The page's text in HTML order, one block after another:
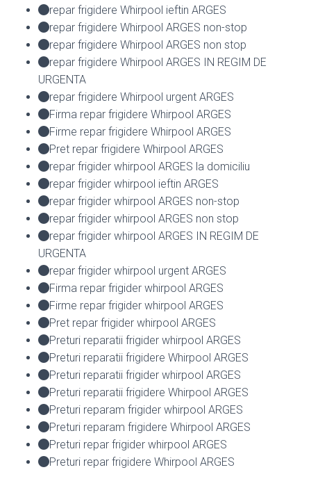
repar frigidere Whirpool ieftin ARGES
repar frigidere Whirpool ARGES non-stop
repar frigidere Whirpool ARGES non stop
repar frigidere Whirpool ARGES IN REGIM DE
URGENTA
repar frigidere Whirpool urgent ARGES
Firma repar frigidere Whirpool ARGES
Firme repar frigidere Whirpool ARGES
Pret repar frigidere Whirpool ARGES
repar frigider whirpool ARGES la domiciliu
repar frigider whirpool ieftin ARGES
repar frigider whirpool ARGES non-stop
repar frigider whirpool ARGES non stop
repar frigider whirpool ARGES IN REGIM DE
URGENTA
repar frigider whirpool urgent ARGES
Firma repar frigider whirpool ARGES
Firme repar frigider whirpool ARGES
Pret repar frigider whirpool ARGES
Preturi reparatii frigider whirpool ARGES
Preturi reparatii frigidere Whirpool ARGES
Preturi reparatii frigider whirpool ARGES
Preturi reparatii frigidere Whirpool ARGES
Preturi reparam frigider whirpool ARGES
Preturi reparam frigidere Whirpool ARGES
Preturi repar frigider whirpool ARGES
Preturi repar frigidere Whirpool ARGES